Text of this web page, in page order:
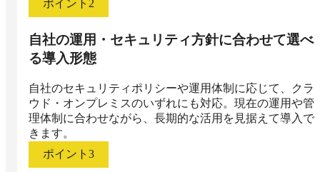
ポイント 2
自社の運用・セキュリティ方針に合わせて選べ
る導入形態
自社のセキュリティポリシーや運用体制に応じて、クラ
ウド・オンプレミスのいずれにも対応。現在の運用や管
理体制に合わせながら、長期的な活用を見据えて導入で
きます。
ポイント 3